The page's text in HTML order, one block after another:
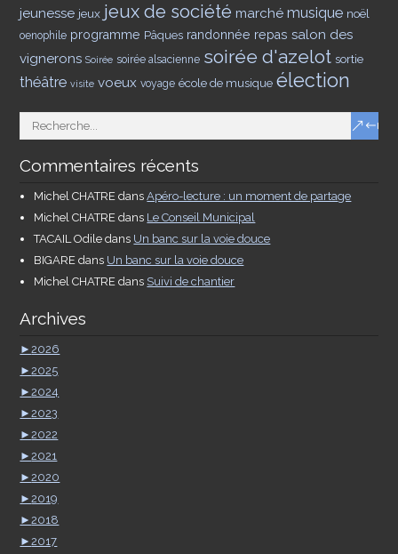
jeunesse jeux jeux de société marché musique noël
oenophile programme Pâques randonnée repas salon des
vignerons Soirée soirée alsacienne soirée d'azelot sortie
théâtre visite voeux voyage école de musique élection
Commentaires récents
Michel CHATRE dansApéro-lecture : un moment de partage
Michel CHATRE dans Le Conseil Municipal
TACAIL Odile dans Un banc sur la voie douce
BIGARE dans Un banc sur la voie douce
Michel CHATRE dans Suivi de chantier
Archives
►2026
►2025
►2024
►2023
►2022
►2021
►2020
►2019
►2018
►2017